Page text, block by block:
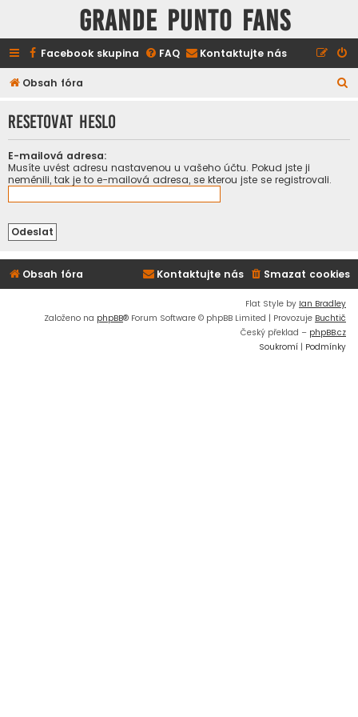
GRANDE PUNTO FANS
Facebook skupina FAQ Kontaktujte nás
Obsah fóra
d
Resetovat heslo
E-mailová adresa:
Musíte uvést adresu nastavenou u vašeho účtu. Pokud jste ji
neměnili, tak je to e-mailová adresa, se kterou jste se registrovali.
Obsah fóra Smazat cookies
Kontaktujte nás
Flat Style by Ian Bradley
Založeno na phpBB® Forum Software © phpBB Limited | Provozuje Buchtič
Český překlad – phpBB.cz
Soukromí | Podmínky